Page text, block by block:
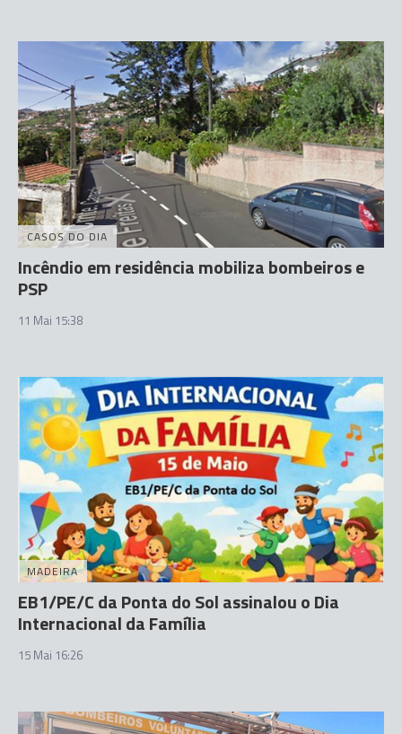
CASOS DO DIA
Incêndio em residência mobiliza bombeiros e
PSP
11 Mai 15:38
MADEIRA
EB1/PE/C da Ponta do Sol assinalou o Dia
Internacional da Família
15 Mai 16:26